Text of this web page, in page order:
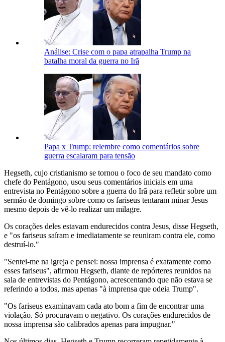
Análise: Crise com o papa atrapalha Trump na
batalha moral da guerra no Irã
Papa x Trump: relembre como comentários sobre
guerra escalaram para tensão
Hegseth, cujo cristianismo se tornou o ⁠foco de seu mandato como
chefe do Pentágono, ⁠usou seus comentários iniciais em uma
entrevista no Pentágono sobre a guerra ​do ‌Irã para refletir sobre um
sermão de domingo sobre como os fariseus tentaram minar Jesus
mesmo ⁠depois de vê-lo realizar um milagre.
Os corações deles estavam endurecidos contra Jesus, disse Hegseth,
e "os fariseus saíram e imediatamente se reuniram contra ele, como
destruí-lo."
"Sentei-me na igreja e pensei: nossa imprensa é exatamente como
‌esses ⁠fariseus", afirmou Hegseth, diante ‌de repórteres reunidos na
sala de entrevistas do Pentágono, acrescentando que não estava se
referindo a todos, mas apenas "à imprensa que odeia Trump".
"Os fariseus examinavam cada ato bom a fim de encontrar uma
⁠violação. Só procuravam o negativo. Os corações endurecidos ⁠de
nossa imprensa são calibrados apenas para impugnar."